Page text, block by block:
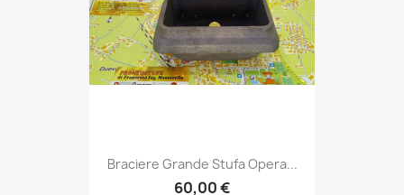
Braciere Grande Stufa Opera...
60,00 €